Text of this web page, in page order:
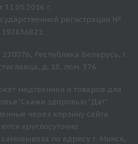
31.05.2016 г.
регистрации №
192656821.
Республика Беларусь, г.
д. 18, пом. 376
медтехники и товаров для
"Скажи здоровью "Да!".
через корзину сайта
круглосуточно.
по адресу г. Минск,